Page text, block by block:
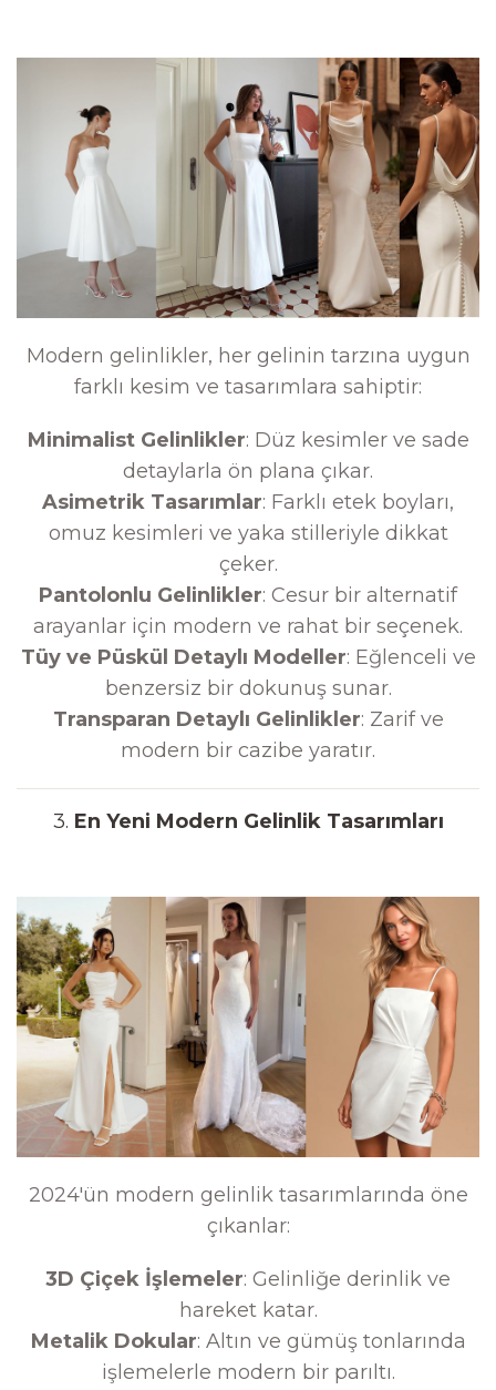
Modern gelinlikler, her gelinin tarzına uygun
farklı kesim ve tasarımlara sahiptir:
Minimalist Gelinlikler: Düz kesimler ve sade
detaylarla ön plana çıkar.
Asimetrik Tasarımlar: Farklı etek boyları,
omuz kesimleri ve yaka stilleriyle dikkat
çeker.
Pantolonlu Gelinlikler: Cesur bir alternatif
arayanlar için modern ve rahat bir seçenek.
Tüy ve Püskül Detaylı Modeller: Eğlenceli ve
benzersiz bir dokunuş sunar.
Transparan Detaylı Gelinlikler: Zarif ve
modern bir cazibe yaratır.
3. En Yeni Modern Gelinlik Tasarımları
2024'ün modern gelinlik tasarımlarında öne
çıkanlar:
3D Çiçek İşlemeler: Gelinliğe derinlik ve
hareket katar.
Metalik Dokular: Altın ve gümüş tonlarında
işlemelerle modern bir parıltı.